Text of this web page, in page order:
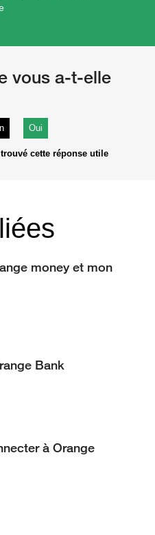
vous a-t-elle
Oui
cette réponse utile
money et mon
Bank
à Orange